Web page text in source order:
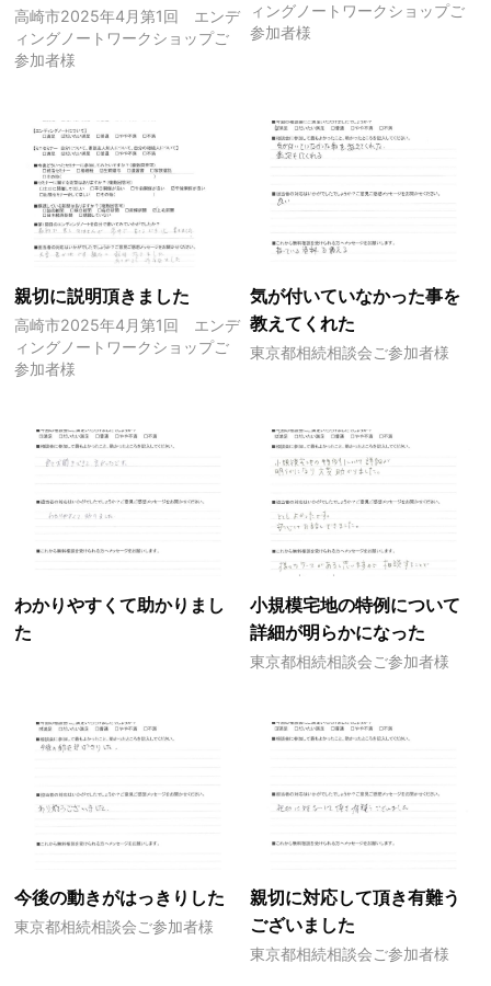
高崎市2025年4月第1回 エンデ
ィングノートワークショップご
参加者様
ィングノートワークショップご
参加者様
親切に説明頂きました
高崎市2025年4月第1回 エンデ
ィングノートワークショップご
参加者様
気が付いていなかった事を
教えてくれた
東京都相続相談会ご参加者様
わかりやすくて助かりまし
た
小規模宅地の特例について
詳細が明らかになった
東京都相続相談会ご参加者様
今後の動きがはっきりした
東京都相続相談会ご参加者様
親切に対応して頂き有難う
ございました
東京都相続相談会ご参加者様